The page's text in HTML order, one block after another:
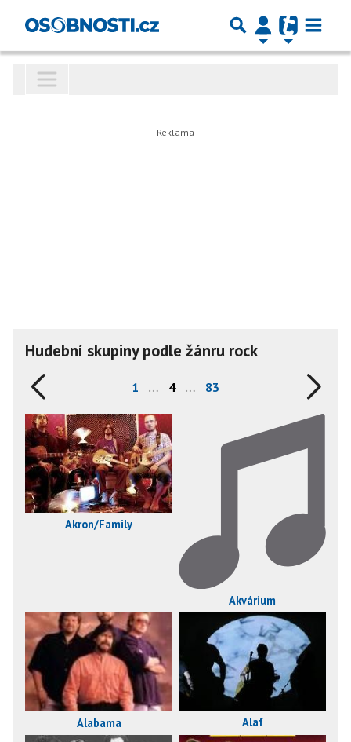
Hudební skupiny podle žánru rock
1 … 4 … 83
Akron/Family
Akvárium
Alabama Alaf